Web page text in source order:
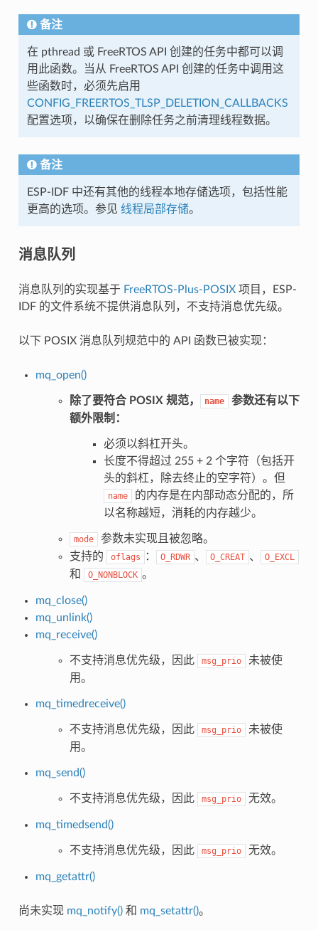
备注
在 pthread 或 FreeRTOS API 创建的任务中都可以调
用此函数。当从 FreeRTOS API 创建的任务中调用这
些函数时，必须先启用
CONFIG_FREERTOS_TLSP_DELETION_CALLBACKS
配置选项，以确保在删除任务之前清理线程数据。
备注
ESP-IDF 中还有其他的线程本地存储选项，包括性能
更高的选项。参见 线程局部存储。
消息队列
消息队列的实现基于 FreeRTOS-Plus-POSIX项目，ESP-
IDF 的文件系统不提供消息队列，不支持消息优先级。
以下 POSIX 消息队列规范中的 API 函数已被实现：
mq_open()
除了要符合 POSIX 规范， name
参数还有以下
额外限制：
必须以斜杠开头。
长度不得超过 255 + 2 个字符（包括开
头的斜杠，除去终止的空字符）。但
name
的内存是在内部动态分配的，所
以名称越短，消耗的内存越少。
mode
参数未实现且被忽略。
支持的
oflags ： O_RDWR 、 O_CREAT 、 O_EXCL
和 O_NONBLOCK 。
mq_close()
mq_unlink()
mq_receive()
不支持消息优先级，因此 msg_prio
未被使
用。
mq_timedreceive()
不支持消息优先级，因此 msg_prio
未被使
用。
mq_send()
不支持消息优先级，因此 msg_prio 无效。
mq_timedsend()
不支持消息优先级，因此 msg_prio 无效。
mq_getattr()
尚未实现 mq_notify()和 mq_setattr()。